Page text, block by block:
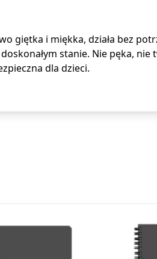
giętka i miękka, działa bez
stanie. Nie pęka, nie
dla dzieci.